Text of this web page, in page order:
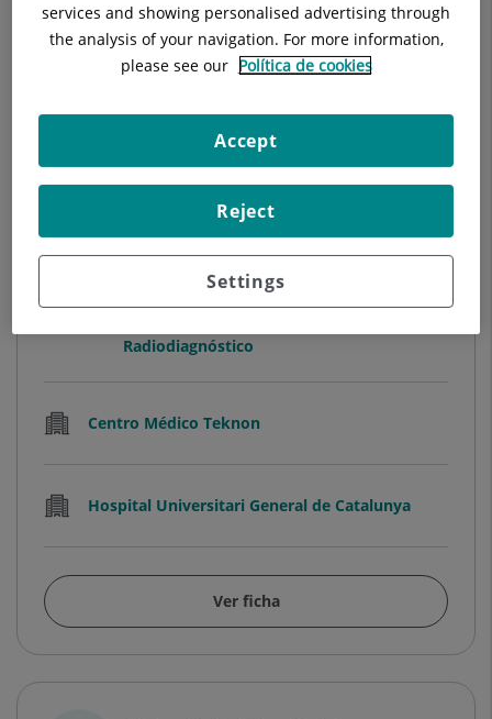
Hospital Universitari General de Catalunya
Ver ficha
Alberto Roque Pérez
FACULTATIVO ESPECIALISTA
RADIODIAGNÓSTICO
Radiodiagnóstico
Centro Médico Teknon
Hospital Universitari General de Catalunya
Ver ficha
services and showing personalised advertising through
the analysis of your navigation. For more information,
please see our Política de cookies
Settings
Reject
Accept